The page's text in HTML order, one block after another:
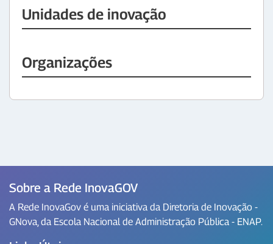
Unidades de inovação
Organizações
Sobre a Rede InovaGOV
A Rede InovaGov é uma iniciativa da Diretoria de Inovação -
GNova, da Escola Nacional de Administração Pública - ENAP.